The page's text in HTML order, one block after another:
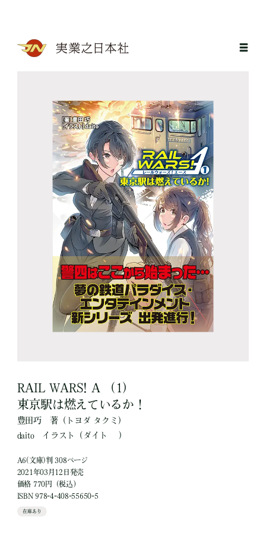
RAIL WARS! A （1）
東京駅は燃えているか！
豊田巧 著（トヨダ タクミ）
daito
イラスト （ダイト ）
A6(文庫)判 308ページ
2021年03月12日発売
価格 770円（税込）
ISBN 978-4-408-55650-5
在庫あり